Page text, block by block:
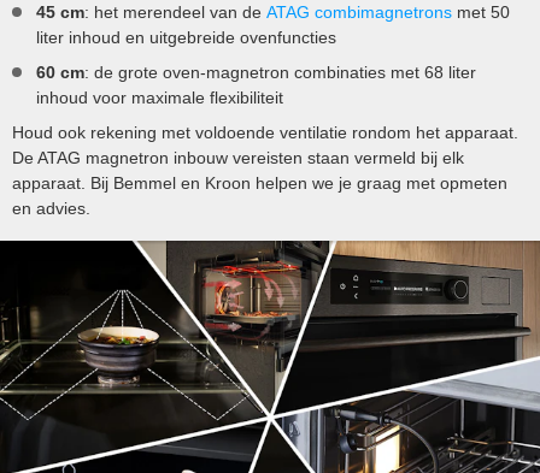
45 cm: het merendeel van de ATAG combimagnetrons met 50
liter inhoud en uitgebreide ovenfuncties
60 cm: de grote oven-magnetron combinaties met 68 liter
inhoud voor maximale flexibiliteit
Houd ook rekening met voldoende ventilatie rondom het apparaat.
De ATAG magnetron inbouw vereisten staan vermeld bij elk
apparaat. Bij Bemmel en Kroon helpen we je graag met opmeten
en advies.